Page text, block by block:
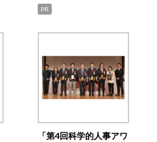
PR
「第4回科学的人事アワ